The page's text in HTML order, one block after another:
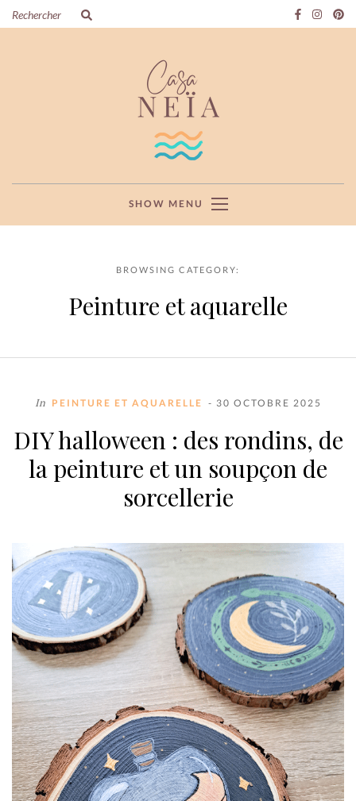
SHOW MENU
BROWSING CATEGORY:
Peinture et aquarelle
In PEINTURE ET AQUARELLE - 30 OCTOBRE 2025
DIY halloween : des rondins, de
la peinture et un soupçon de
sorcellerie